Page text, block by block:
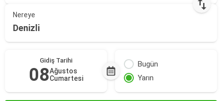
Nereye
Denizli
Gidiş Tarihi
08Ağustos
Cumartesi
Bugün
Yarın